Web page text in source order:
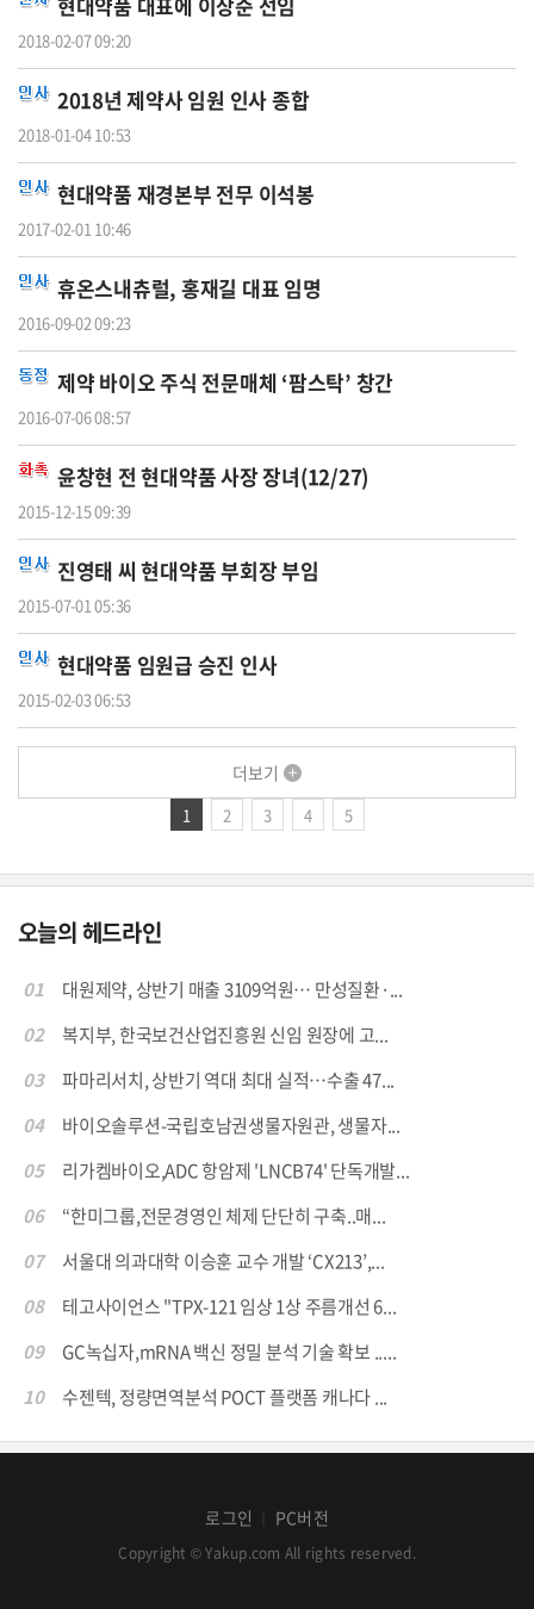
2018-02-07 09:20
2018년 제약사 임원 인사 종합
2018-01-04 10:53
현대약품 재경본부 전무 이석봉
2017-02-01 10:46
휴온스내츄럴, 홍재길 대표 임명
2016-09-02 09:23
제약 바이오 주식 전문매체 ‘팜스탁’ 창간
2016-07-06 08:57
윤창현 전현대약품사장 장녀(12/27)
2015-12-15 09:39
진영태 씨현대약품부회장 부임
2015-07-01 05:36
현대약품 임원급 승진 인사
2015-02-03 06:53
더보기
1 2 3 4 5
오늘의 헤드라인
01
대원제약, 상반기 매출 3109억원… 만성질환·...
02
복지부, 한국보건산업진흥원 신임 원장에 고...
03
파마리서치, 상반기 역대 최대 실적…수출 47...
04
바이오솔루션-국립호남권생물자원관, 생물자...
05
리가켐바이오,ADC 항암제 'LNCB74' 단독개발...
06
“한미그룹,전문경영인 체제 단단히 구축..매...
07
서울대 의과대학 이승훈 교수 개발 ‘CX213’,...
08
테고사이언스 "TPX-121 임상 1상 주름개선 6...
09
GC녹십자,mRNA 백신 정밀 분석 기술 확보 .....
10
수젠텍, 정량면역분석 POCT 플랫폼 캐나다 ...
로그인 PC버전
Copyright © Yakup.com All rights reserved.